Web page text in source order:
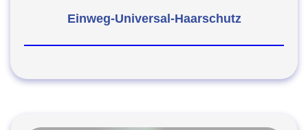
Einweg-Universal-Haarschutz